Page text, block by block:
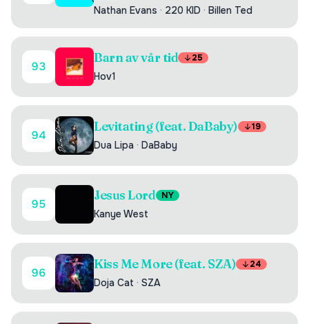
Nathan Evans · 220 KID · Billen Ted
93
Barn av vår tid 25
Hov1
94
Levitating (feat. DaBaby) 19
Dua Lipa · DaBaby
95
Jesus Lord NY
Kanye West
96
Kiss Me More (feat. SZA) 24
Doja Cat · SZA